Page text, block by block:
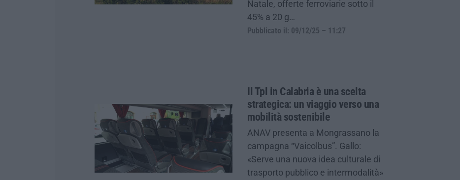
Natale, offerte ferroviarie sotto il
45% a 20 g…
Pubblicato il: 09/12/25 – 11:27
Il Tpl in Calabria è una scelta
strategica: un viaggio verso una
mobilità sostenibile
ANAV presenta a Mongrassano la
campagna “Vaicolbus”. Gallo:
«Serve una nuova idea culturale di
trasporto pubblico e intermodalità»